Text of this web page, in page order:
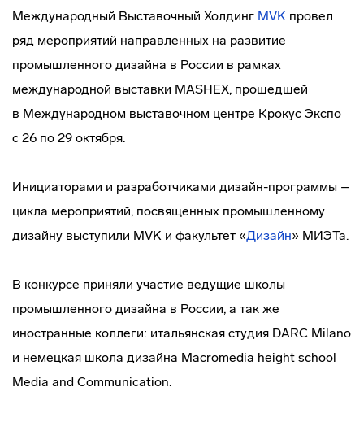
Международный Выставочный Холдинг МVK провел
ряд мероприятий направленных на развитие
промышленного дизайна в России в рамках
международной выставки MASHEX, прошедшей
в Международном выставочном центре Крокус Экспо
с 26 по 29 октября.
Инициаторами и разработчиками дизайн-программы –
цикла мероприятий, посвященных промышленному
дизайну выступили МVK и факультет «Дизайн» МИЭТа.
В конкурсе приняли участие ведущие школы
промышленного дизайна в России, а так же
иностранные коллеги: итальянская студия DARC Milano
и немецкая школа дизайна Macromedia height school
Media and Communication.